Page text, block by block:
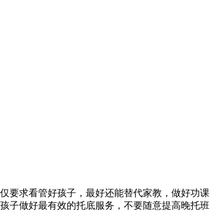
要求看管好孩子，最好还能替代家教，做好功课
子做好最有效的托底服务，不要随意提高晚托班